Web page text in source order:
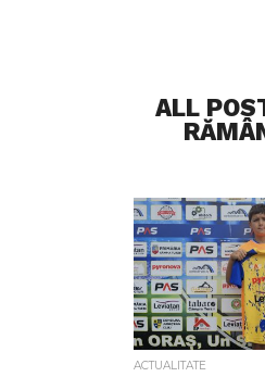
ALL
ACTUALITATE